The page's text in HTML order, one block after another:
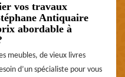
vos travaux
Antiquaire
abordable à
meubles, de vieux livres
d’un spécialiste pour vous